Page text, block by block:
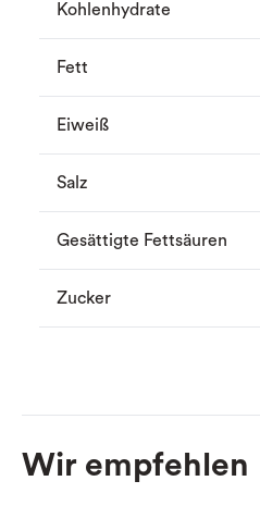
Kohlenhydrate
Fett
Eiweiß
Salz
Gesättigte Fettsäuren
Zucker
Wir empfehlen